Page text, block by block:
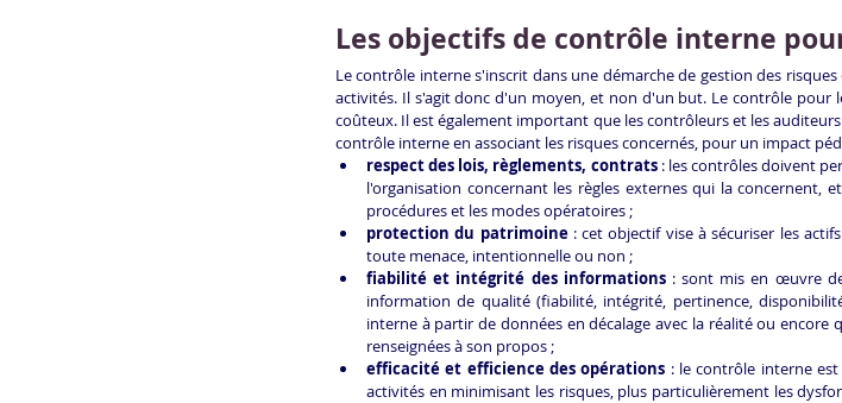
Les objectifs de contrôle interne
Le contrôle interne s'inscrit dans une démarche de gestion des
activités. Il s'agit donc d'un moyen, et non d'un but. Le contrôle
coûteux. Il est également important que les contrôleurs et les
contrôle interne en associant les risques concernés, pour un impact
respect des lois, règlements, contrats : les contrôles doivent
l'organisation concernant les règles externes qui la concernent,
procédures et les modes opératoires ;
protection du patrimoine : cet objectif vise à sécuriser les
toute menace, intentionnelle ou non ;
fiabilité et intégrité des informations : sont mis en œuvre
information de qualité (fiabilité, intégrité, pertinence,
interne à partir de données en décalage avec la réalité ou
renseignées à son propos ;
efficacité et efficience des opérations : le contrôle interne
activités en minimisant les risques, plus particulièrement les